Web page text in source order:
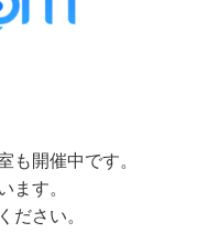
も開催中です。
ます。
ださい。